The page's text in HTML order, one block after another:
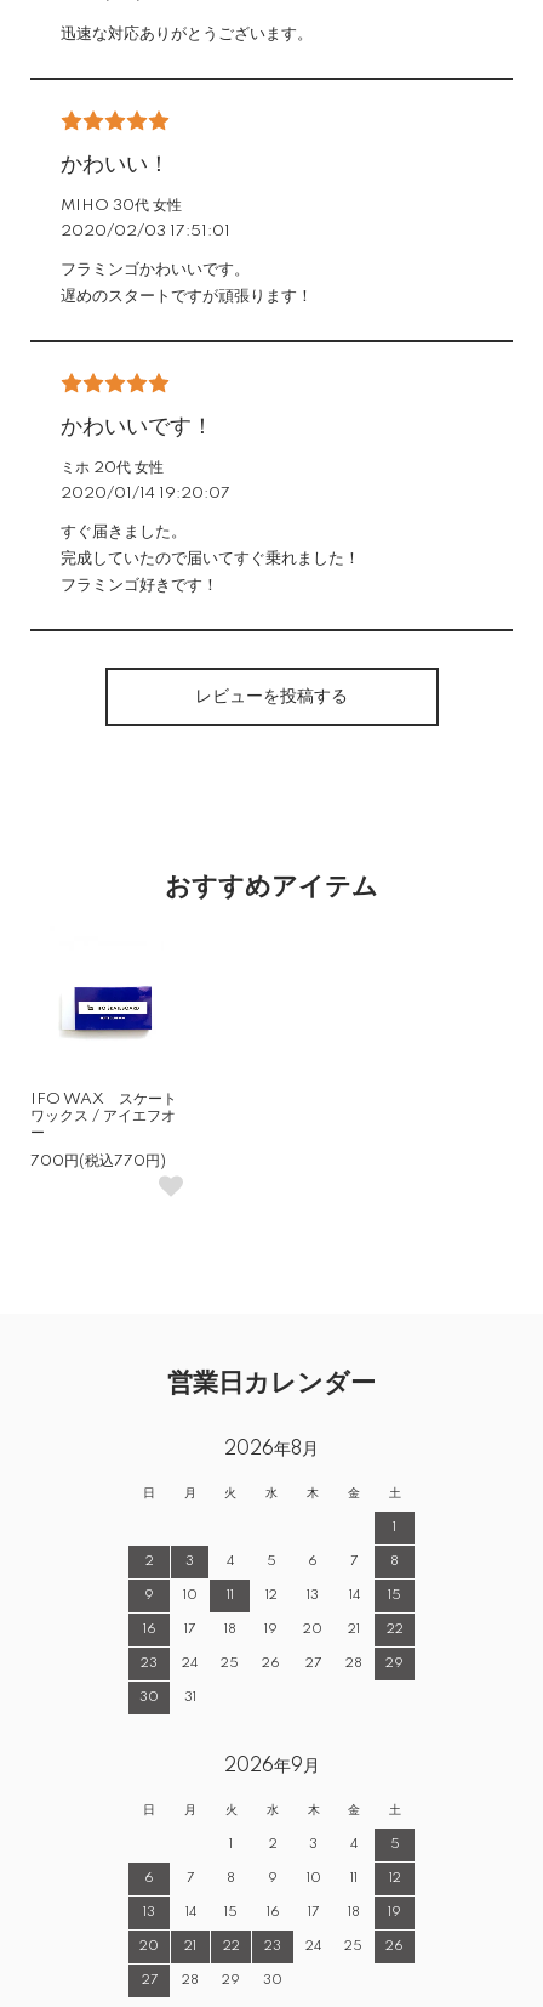
迅速な対応ありがとうございます。
かわいい！
MIHO 30代 女性
2020/02/03 17:51:01
フラミンゴかわいいです。
遅めのスタートですが頑張ります！
かわいいです！
ミホ 20代 女性
2020/01/14 19:20:07
すぐ届きました。
完成していたので届いてすぐ乗れました！
フラミンゴ好きです！
レビューを投稿する
おすすめアイテム
IFO WAX スケート
ワックス / アイエフオ
ー
700円(税込770円)
営業日カレンダー
2026年8月
日 月 火 水 木 金 土
2 3 4 5 6 7 8
9 10 12 13 14 15
16 17 18 19 20 21 22
23 24 25 26 27 28 29
30 31
2026年9月
日 月 火 水 木 金 土
2 3 4 5
6 7 8 9 10 12
13 14 15 16 17 18 19
20 21 22 23 24 25 26
27 28 29 30